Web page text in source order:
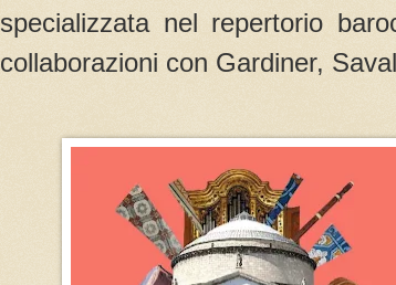
specializzata nel repertorio
collaborazioni con Gardiner,